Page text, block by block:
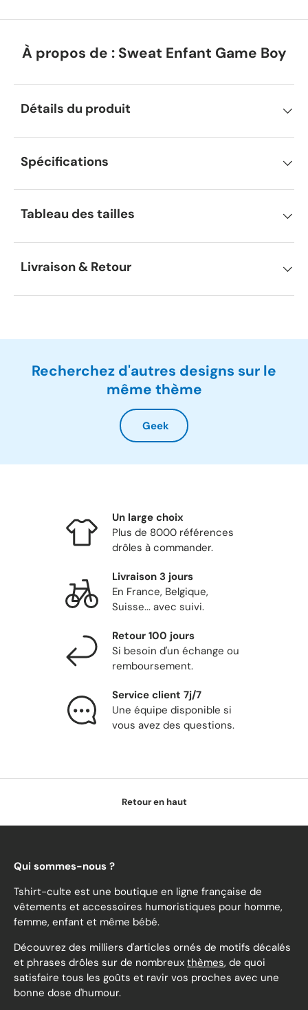
À propos de : Sweat Enfant Game Boy
Détails du produit
Spécifications
Tableau des tailles
Livraison & Retour
Recherchez d'autres designs sur le
même thème
Geek
Un large choix
Plus de 8000 références
drôles à commander.
Livraison 3 jours
En France, Belgique,
Suisse... avec suivi.
Retour 100 jours
Si besoin d'un échange ou
remboursement.
Service client 7j/7
Une équipe disponible si
vous avez des questions.
Retour en haut
Qui sommes-nous ?
Tshirt-culte est une boutique en ligne française de
vêtements et accessoires humoristiques pour homme,
femme, enfant et même bébé.
Découvrez des milliers d'articles ornés de motifs décalés
et phrases drôles sur de nombreux thèmes, de quoi
satisfaire tous les goûts et ravir vos proches avec une
bonne dose d'humour.